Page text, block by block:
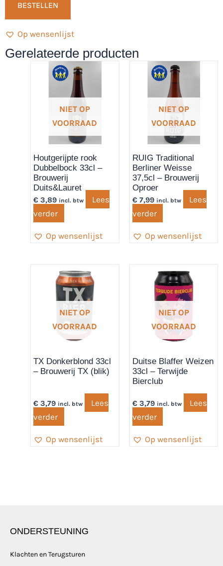
BESTELLEN
Op wensenlijst
Gerelateerde producten
NIET OP
VOORRAAD
Houtgerijpte rook
Dubbelbock 33cl –
Brouwerij
Duits&Lauret
€ 3,89 incl. btw
Lees
verder
Op wensenlijst
NIET OP
VOORRAAD
RUIG Traditional
Berliner Weisse
37,5cl – Brouwerij
Oproer
€7,99 incl. btw
Lees
verder
Op wensenlijst
NIET OP
VOORRAAD
TX Donkerblond 33cl
– Brouwerij TX (blik)
€ 3,79 incl. btw
Lees
verder
Op wensenlijst
NIET OP
VOORRAAD
Duitse Blaffer Weizen
33cl – Terwijde
Bierclub
€3,79 incl. btw
Lees
verder
Op wensenlijst
ONDERSTEUNING
Klachten en Terugsturen